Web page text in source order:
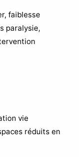
faiblesse
paralysie,
vie
réduits en